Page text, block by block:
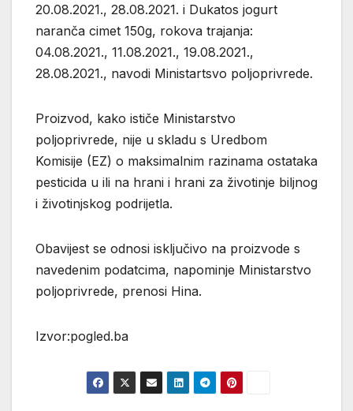
20.08.2021., 28.08.2021. i Dukatos jogurt
naranča cimet 150g, rokova trajanja:
04.08.2021., 11.08.2021., 19.08.2021.,
28.08.2021., navodi Ministartsvo poljoprivrede.
Proizvod, kako ističe Ministarstvo
poljoprivrede, nije u skladu s Uredbom
Komisije (EZ) o maksimalnim razinama ostataka
pesticida u ili na hrani i hrani za životinje biljnog
i životinjskog podrijetla.
Obavijest se odnosi isključivo na proizvode s
navedenim podatcima, napominje Ministarstvo
poljoprivrede, prenosi Hina.
Izvor:pogled.ba